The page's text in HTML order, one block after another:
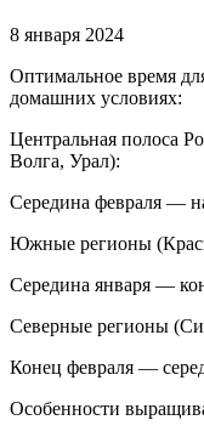
8 января 2024
Оптимальное время
домашних условиях:
Центральная полоса
Волга, Урал):
Середина февраля —
Южные регионы
Середина января —
Северные регионы
Конец февраля —
Особенности